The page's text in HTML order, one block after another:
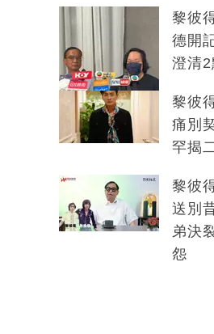
黎彼
德開
澄清
黎彼
痛別
罕揭
黎彼
送別
弟決
怨